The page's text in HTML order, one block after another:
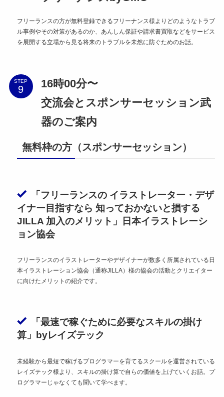
フリーランスの方が無料登録できるフリーナンス様よりどのようなトラブ
ル事例やその対策があるのか、あんしん保証や請求書買取などをサービス
を展開する立場から見る将来のトラブルを未然に防ぐためのお話。
STEP
16時00分〜
交流会とスポンサーセッション武
器のご案内
無料枠の方（スポンサーセッション）
「フリーランスの イラストレーター・デザ
イナー目指すなら 知っておかないと損する
JILLA 加入のメリット」日本イラストレーシ
ョン協会
フリーランスのイラストレーターやデザイナーが数多く所属されている日
本イラストレーション協会（通称JILLA）様の協会の活動とクリエイター
に向けたメリットの紹介です。
「最速で稼ぐために必要なスキルの掛け
算」byレイズテック
未経験から最短で稼げるプログラマーを育てるスクールを運営されている
レイズテック様より、スキルの掛け算で自らの価値を上げていくお話。プ
ログラマーじゃなくても聞いて学べます。